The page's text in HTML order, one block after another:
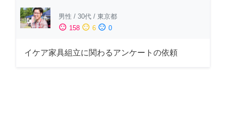
男性 / 30代 / 東京都
sentiment_satisfied 158 sentiment_neutral 6 sentiment_dissatisfied 0
イケア家具組立に関わるアンケートの依頼